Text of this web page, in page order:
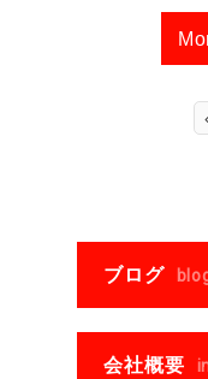
ブログ
会社概要